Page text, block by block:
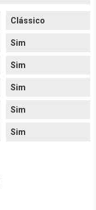
Clássico
Sim
Sim
Sim
Sim
Sim